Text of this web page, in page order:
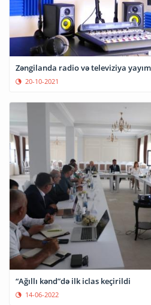
Zəngilanda radio və televiziya
20-10-2021
“Ağıllı kənd”də ilk iclas keçirildi
14-06-2022